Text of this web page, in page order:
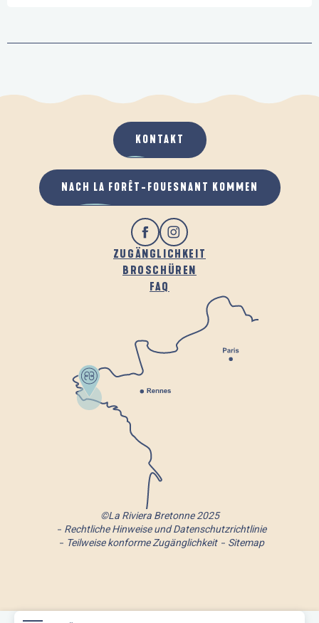
ZUGÄNGLICHKEIT
BROSCHÜREN
FAQ
KONTAKT
NACH LA FORÊT-FOUESNANT KOMMEN
©La Riviera Bretonne 2025
Rechtliche Hinweise und Datenschutzrichtlinie
Teilweise konforme Zugänglichkeit
Sitemap